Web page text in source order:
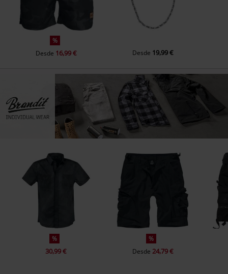
%
Desde 16,99 € Desde 19,99 €
%
30,99 €
%
Desde 24,79 €